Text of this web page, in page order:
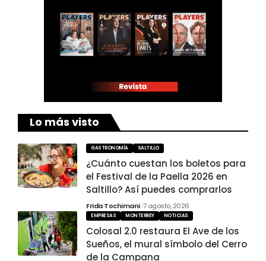
Lo más visto
GASTRONOMÍA SALTILLO
¿Cuánto cuestan los boletos para
el Festival de la Paella 2026 en
Saltillo? Así puedes comprarlos
Frida Tochimani 7 agosto, 2026
EMPRESAS MONTERREY NOTICIAS
Colosal 2.0 restaura El Ave de los
Sueños, el mural símbolo del Cerro
de la Campana